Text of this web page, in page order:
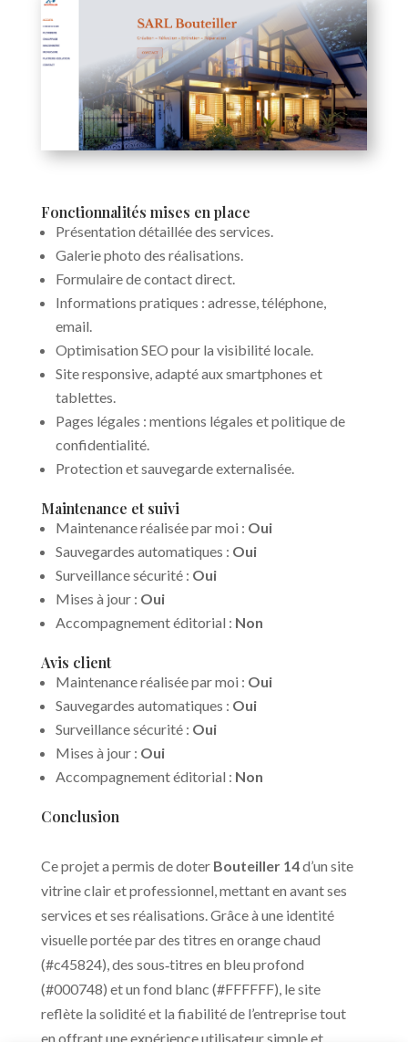
Fonctionnalités mises en place
Présentation détaillée des services.
Galerie photo des réalisations.
Formulaire de contact direct.
Informations pratiques : adresse, téléphone,
email.
Optimisation SEO pour la visibilité locale.
Site responsive, adapté aux smartphones et
tablettes.
Pages légales : mentions légales et politique de
confidentialité.
Protection et sauvegarde externalisée.
Maintenance et suivi
Maintenance réalisée par moi : Oui
Sauvegardes automatiques : Oui
Surveillance sécurité : Oui
Mises à jour : Oui
Accompagnement éditorial : Non
Avis client
Maintenance réalisée par moi : Oui
Sauvegardes automatiques : Oui
Surveillance sécurité : Oui
Mises à jour : Oui
Accompagnement éditorial : Non
Conclusion
Ce projet a permis de doter Bouteiller 14d’un site
vitrine clair et professionnel, mettant en avant ses
services et ses réalisations. Grâce à une identité
visuelle portée par des titres en orange chaud
(#c45824), des sous‑titres en bleu profond
(#000748) et un fond blanc (#FFFFFF), le site
reflète la solidité et la fiabilité de l’entreprise tout
en offrant une expérience utilisateur simple et